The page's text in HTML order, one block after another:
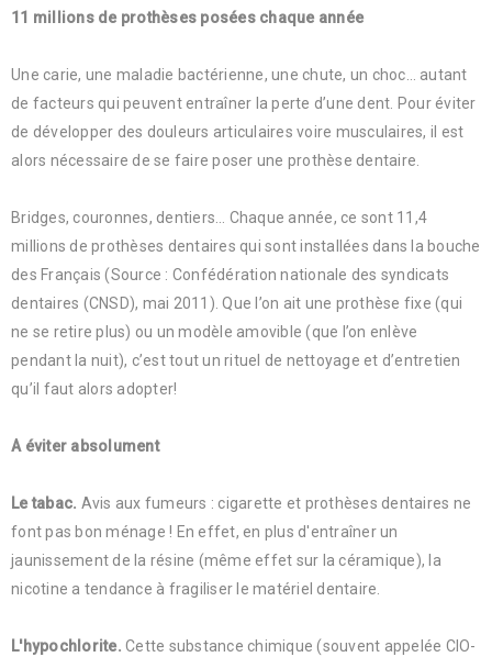
11 millions de prothèses posées chaque année
Une carie, une maladie bactérienne, une chute, un choc… autant
de facteurs qui peuvent entraîner la perte d’une dent. Pour éviter
de développer des douleurs articulaires voire musculaires, il est
alors nécessaire de se faire poser une prothèse dentaire.
Bridges, couronnes, dentiers… Chaque année, ce sont 11,4
millions de prothèses dentaires qui sont installées dans la bouche
des Français (Source : Confédération nationale des syndicats
dentaires (CNSD), mai 2011). Que l’on ait une prothèse fixe (qui
ne se retire plus) ou un modèle amovible (que l’on enlève
pendant la nuit), c’est tout un rituel de nettoyage et d’entretien
qu’il faut alors adopter!
A éviter absolument
Le tabac. Avis aux fumeurs : cigarette et prothèses dentaires ne
font pas bon ménage ! En effet, en plus d'entraîner un
jaunissement de la résine (même effet sur la céramique), la
nicotine a tendance à fragiliser le matériel dentaire.
L'hypochlorite. Cette substance chimique (souvent appelée ClO-